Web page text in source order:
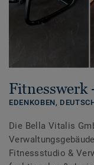
Fitnesswerk
EDENKOBEN,
Die Bella Vitalis
Fitnessstudio &